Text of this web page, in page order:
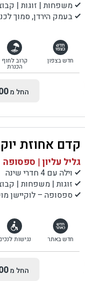
משפחות | זוגות |
בעמק הירדן, סמוך לכנרת,
חדש בצפון קרוב לחוף
הכנרת
החל מ
קדם אחוזת
גליל עליון | ספסופה
וילה עם 4 חדרי שינה
זוגות | משפחות |
ספסופה – לוקיישן
חדש באתר נגישות
החל מ